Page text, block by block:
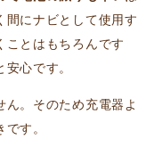
間にナビとして使用す
ことはもちろんです
心です。
。そのため充電器よ
す。